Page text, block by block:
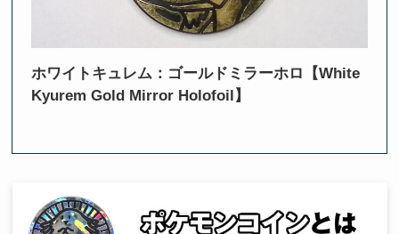
ホワイトキュレム：ゴールドミラーホロ【White
Kyurem Gold Mirror Holofoil】